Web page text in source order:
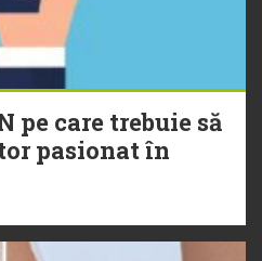
pe care trebuie să
pasionat în